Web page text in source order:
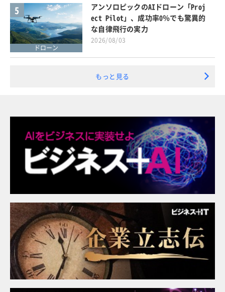
5
ドローン
アンソロピックのAIドローン「Proj
ect Pilot」、成功率0％でも驚異的
な自律飛行の実力
2026/08/03
もっと見る